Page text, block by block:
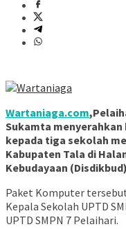
Wartaniaga.com
Sukamta
kepada tiga sekolah
Kabupaten Tala di
Kebudayaan
Paket Komputer
Kepala Sekolah UPTD
UPTD SMPN 7 Pelaihari.